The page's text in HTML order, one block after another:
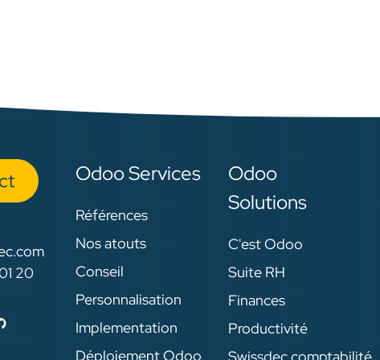
Produktion und Handel.
20
Odoo Services
Références
Nos atouts
Conseil
Personnalisation
Implementation
Déploiement Odoo
Odoo
Solutions
C'est Odoo
Suite RH
Finances
Productivité